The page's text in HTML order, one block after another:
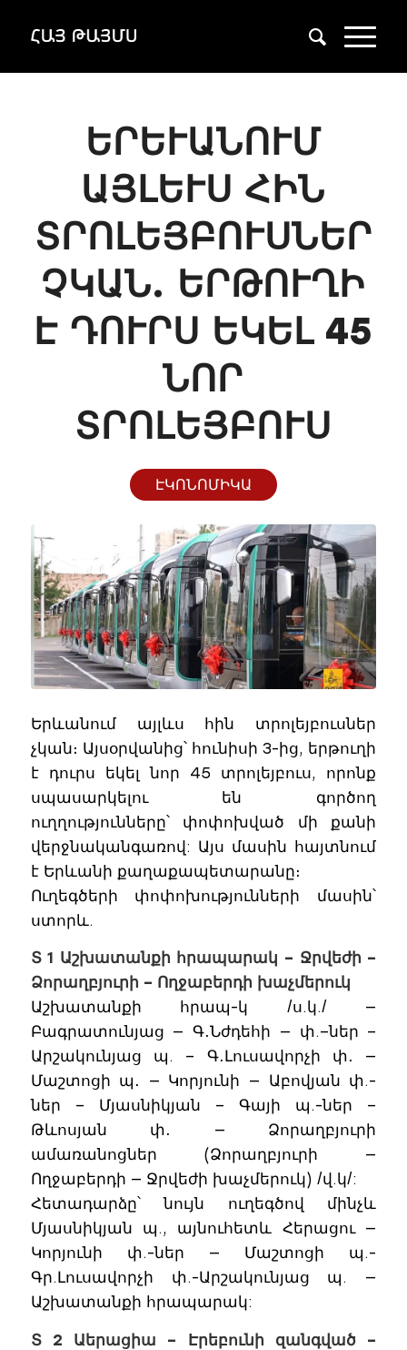
ԵՐԵՒԱՆՈՒՄ Ա
ՅԼԵՒՍ ՀԻՆ ՏՐ
ՈԼԵՅԲՈՒՍՆԵՐ ՉԿ
ԱՆ. ԵՐԹՈՒՂԻ Է
ԴՈՒՐՍ ԵԿԵԼ 45 ՆՈ
Ր ՏՐ
ՈԼԵՅԲՈՒՍ
ԷԿՈՆՈՄԻԿԱ
Երևանում այլևս հին տրոլեյբուսներ
չկան։ Այսօրվանից՝ հունիսի 3-ից, երթուղի
է դուրս եկել նոր 45 տրոլեյբուս, որոնք
սպասարկելու են գործող
ուղղությունները՝ փոփոխված մի քանի
վերջնականգառով: Այս մասին հայտնում
է Երևանի քաղաքապետարանը։
Ուղեգծերի փոփոխությունների մասին՝
ստորև.
Տ 1 Աշխատանքի հրապարակ – Ջրվեժի –
Ձորաղբյուրի – Ողջաբերդի խաչմերուկ
Աշխատանքի հրապ-կ /ս.կ./ —
Բագրատունյաց — Գ․Նժդեհի — փ.–ներ –
Արշակունյաց պ. – Գ․Լուսավորչի փ․ —
Մաշտոցի պ․ — Կորյունի — Աբովյան փ.-
ներ – Մյասնիկյան – Գայի պ.-ներ –
Թևոսյան փ․ — Ձորաղբյուրի
ամառանոցներ (Ձորաղբյուրի —
Ողջաբերդի — Ջրվեժի խաչմերուկ) /վ.կ/:
Հետադարձը՝ նույն ուղեգծով մինչև
Մյասնիկյան պ., այնուհետև Հերացու —
Կորյունի փ.-ներ — Մաշտոցի պ.-
Գր.Լուսավորչի փ.-Արշակունյաց պ. —
Աշխատանքի հրապարակ:
Տ 2 Աերացիա – Էրեբունի զանգված –